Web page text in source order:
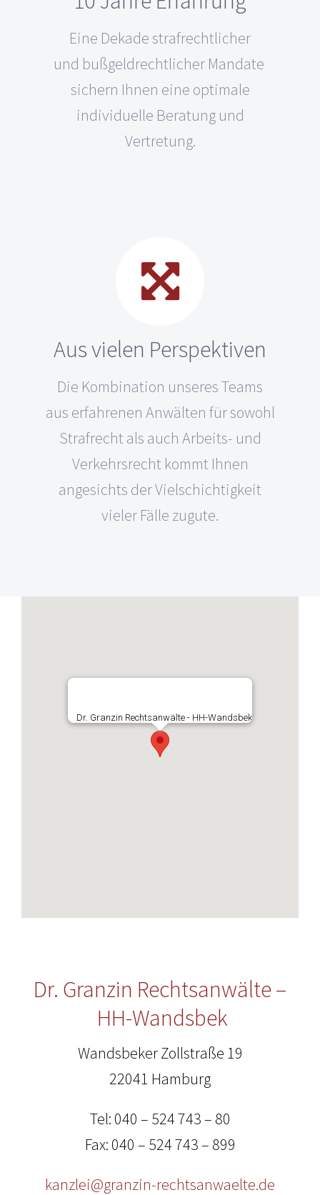
Eine Dekade strafrechtlicher
und bußgeldrechtlicher Mandate
sichern Ihnen eine optimale
individuelle Beratung und
Vertretung.
Aus vielen Perspektiven
Die Kombination unseres Teams
aus erfahrenen Anwälten für sowohl
Strafrecht als auch Arbeits- und
Verkehrsrecht kommt Ihnen
angesichts der Vielschichtigkeit
vieler Fälle zugute.
Dr. Granzin Rechtsanwälte - HH-Wandsbek
Dr. Granzin Rechtsanwälte –
HH-Wandsbek
Wandsbeker Zollstraße 19
22041 Hamburg
Tel: 040 – 524 743 – 80
Fax: 040 – 524 743 – 899
kanzlei@granzin-rechtsanwaelte.de